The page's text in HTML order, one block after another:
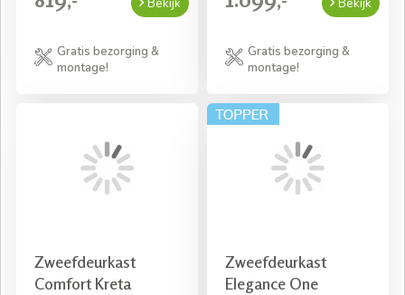
Gratis bezorging &
montage!
Gratis bezorging &
montage!
Zweefdeurkast
Comfort Kreta
Zweefdeurkast
Elegance One